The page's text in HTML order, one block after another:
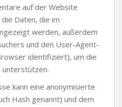
auf der Website
Daten, die im
werden, außerdem
und den User-Agent-
identifiziert), um die
unterstützen.
kann eine anonymisierte
Hash genannt) und dem